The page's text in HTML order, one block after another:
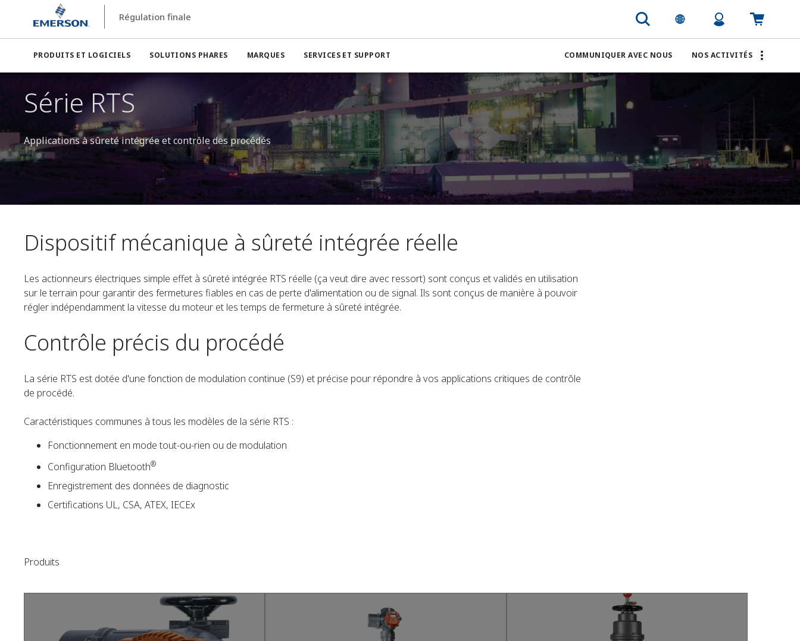
Régulation finale
PRODUITS ET LOGICIELS SOLUTIONS PHARES MARQUES SERVICES ET SUPPORT COMMUNIQUER AVEC NOUS NOS ACTIVITÉS
Série RTS
Applications à sûreté intégrée et contrôle des procédés
Dispositif mécanique à sûreté intégrée réelle
Les actionneurs électriques simple effet à sûreté intégrée RTS réelle (ça veut dire avec ressort) sont conçus et validés en utilisation
sur le terrain pour garantir des fermetures fiables en cas de perte d'alimentation ou de signal. Ils sont conçus de manière à pouvoir
régler indépendamment la vitesse du moteur et les temps de fermeture à sûreté intégrée.
Contrôle précis du procédé
La série RTS est dotée d'une fonction de modulation continue (S9) et précise pour répondre à vos applications critiques de contrôle
de procédé.
Caractéristiques communes à tous les modèles de la série RTS :
Fonctionnement en mode tout-ou-rien ou de modulation
Configuration Bluetooth®
Enregistrement des données de diagnostic
Certifications UL, CSA, ATEX, IECEx
Produits